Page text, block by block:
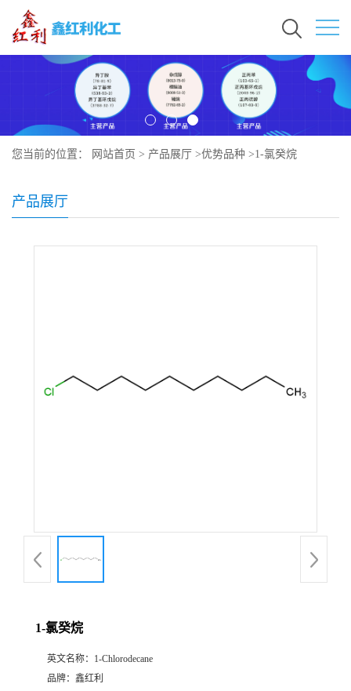
您当前的位置： 网站首页 > 产品展厅 >优势品种 >1-氯癸烷
产品展厅
1-氯癸烷
英文名称： 1-Chlorodecane
品牌： 鑫红利